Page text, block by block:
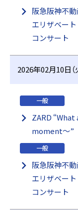
阪急阪神不
エリザベー
コンサート
2026年02月10日（
一般
ZARD
moment〜”
一般
阪急阪神不
エリザベー
コンサート